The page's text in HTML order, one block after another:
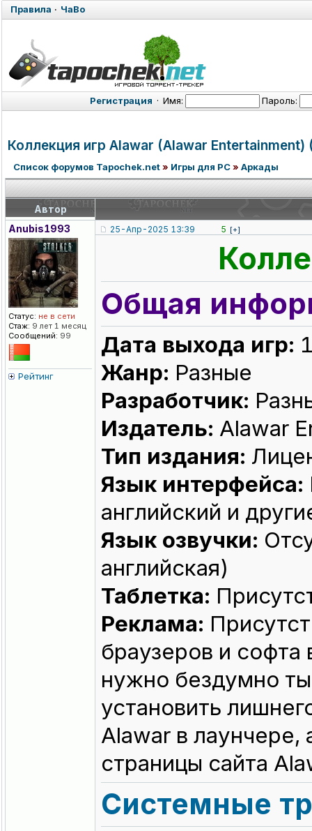
Правила · ЧаВо
Регистрация · Имя: Пароль:
Коллекция игр Alawar (Alawar Entertainment)
Список форумов Tapochek.net» Игры для PC» Аркады
Автор
Anubis1993
Статус: не в сети
Стаж: 9 лет 1 месяц
Сообщений: 99
Рейтинг
25-Апр-2025 13:39 5 [+]
Общая
Дата выхода игр:
Жанр: Разные
Разработчик:
Издатель: Alawar
Тип издания:
Язык интерфейса:
английский и
Язык озвучки:
английская)
Таблетка:
Реклама:
браузеров и софта
нужно бездумно
установить
Alawar в
страницы сайта
Системные